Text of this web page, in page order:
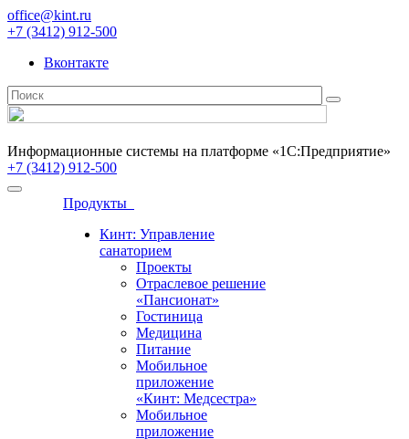
office@kint.ru
+7 (3412) 912-500
Вконтакте
Информационные системы на платформе «1С:Предприятие»
+7 (3412) 912-500
Продукты
Кинт: Управление
санаторием
Проекты
Отраслевое решение
«Пансионат»
Гостиница
Медицина
Питание
Мобильное
приложение
«Кинт: Медсестра»
Мобильное
приложение